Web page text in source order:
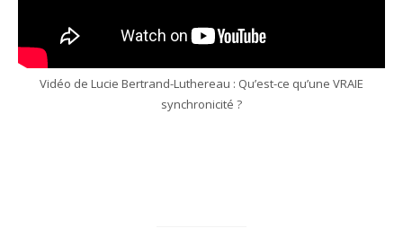
Vidéo de Lucie Bertrand-Luthereau : Qu’est-ce qu’une VRAIE
synchronicité ?